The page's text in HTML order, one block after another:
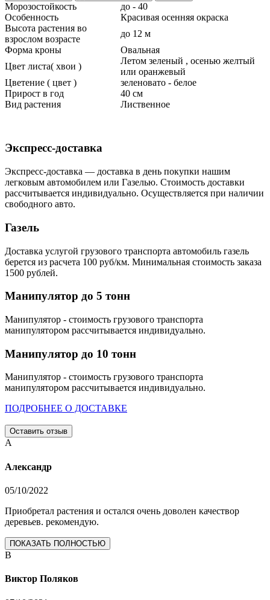
Морозостойкость
до - 40
Особенность
Красивая осенняя окраска
Высота растения во
взрослом возрасте
до 12 м
Форма кроны
Овальная
Цвет листа( хвои )
Летом зеленый , осенью желтый
или оранжевый
Цветение ( цвет )
зеленовато - белое
Прирост в год
40 см
Вид растения
Лиственное
Экспресс-доставка
Экспресс-доставка — доставка в день покупки нашим
легковым автомобилем или Газелью. Стоимость доставки
рассчитывается индивидуально. Осуществляется при наличии
свободного авто.
Газель
Доставка услугой грузового транспорта автомобиль газель
берется из расчета 100 руб/км. Минимальная стоимость заказа
1500 рублей.
Манипулятор до 5 тонн
Манипулятор - стоимость грузового транспорта
манипулятором рассчитывается индивидуально.
Манипулятор до 10 тонн
Манипулятор - стоимость грузового транспорта
манипулятором рассчитывается индивидуально.
ПОДРОБНЕЕ О ДОСТАВКЕ
Оставить отзыв
А
Александр
05/10/2022
Приобретал растения и остался очень доволен качествор
деревьев. рекомендую.
ПОКАЗАТЬ ПОЛНОСТЬЮ
В
Виктор Поляков